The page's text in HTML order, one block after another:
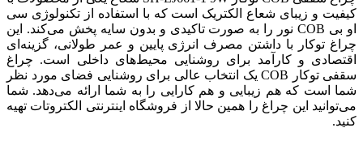
کیفیت و زیبای شعاع الکتریک است که با استفاده از تکنولوژی سی
‌او ‌بی COB نور را به صورت تاکیدی و بدون سایه پخش می‌کند. این
چراغ توکار با داشتن مصرف انرژی پایین و عمر طولانی، گزینه‌ای
اقتصادی و کارآمد برای روشنایی محیط‌های داخلی است. چراغ
سقفی توکار COB یک انتخاب عالی برای روشنایی فضای مورد نظر
شما است که هم زیبایی و هم کارایی را به شما ارائه می‌دهد. شما
می‌توانید این چراغ را همین حالا از فروشگاه اینترنتی الکتروتات تهیه
کنید.